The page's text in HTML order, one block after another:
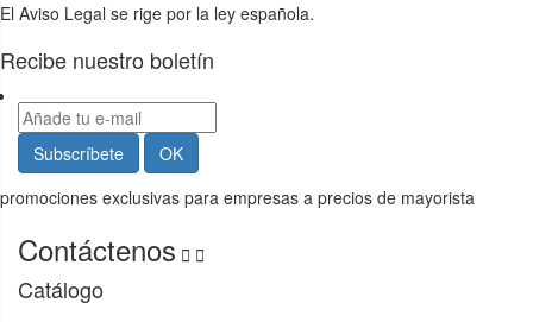
El Aviso Legal se rige por la ley española.
Recibe nuestro boletín
promociones exclusivas para empresas a precios de mayorista
Contáctenos  
Catálogo